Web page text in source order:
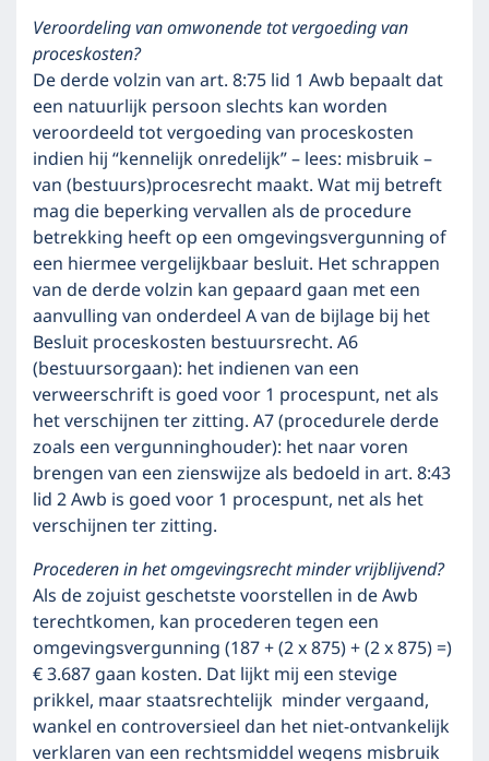
Veroordeling van omwonende tot vergoeding van
proceskosten?
De derde volzin van art. 8:75 lid 1 Awb bepaalt dat
een natuurlijk persoon slechts kan worden
veroordeeld tot vergoeding van proceskosten
indien hij “kennelijk onredelijk” – lees: misbruik –
van (bestuurs)procesrecht maakt. Wat mij betreft
mag die beperking vervallen als de procedure
betrekking heeft op een omgevingsvergunning of
een hiermee vergelijkbaar besluit. Het schrappen
van de derde volzin kan gepaard gaan met een
aanvulling van onderdeel A van de bijlage bij het
Besluit proceskosten bestuursrecht. A6
(bestuursorgaan): het indienen van een
verweerschrift is goed voor 1 procespunt, net als
het verschijnen ter zitting. A7 (procedurele derde
zoals een vergunninghouder): het naar voren
brengen van een zienswijze als bedoeld in art. 8:43
lid 2 Awb is goed voor 1 procespunt, net als het
verschijnen ter zitting.
Procederen in het omgevingsrecht minder vrijblijvend?
Als de zojuist geschetste voorstellen in de Awb
terechtkomen, kan procederen tegen een
omgevingsvergunning (187 + (2 x 875) + (2 x 875) =)
€ 3.687 gaan kosten. Dat lijkt mij een stevige
prikkel, maar staatsrechtelijk minder vergaand,
wankel en controversieel dan het niet-ontvankelijk
verklaren van een rechtsmiddel wegens misbruik